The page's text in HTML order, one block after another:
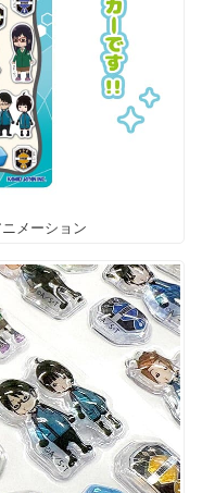
メーション